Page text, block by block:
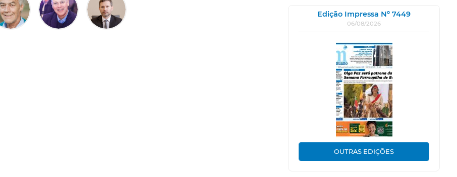
Edição Impressa Nº 7449
06/08/2026
OUTRAS EDIÇÕES